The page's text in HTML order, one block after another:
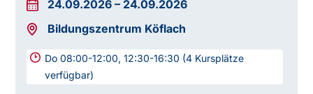
24.09.2026 – 24.09.2026
Bildungszentrum Köflach
Do 08:00-12:00, 12:30-16:30 (4 Kursplätze
verfügbar)